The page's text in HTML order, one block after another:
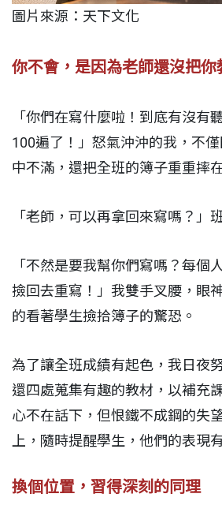
圖片來源：天下文化
你不會，是因為老師還沒把你
「你們在寫什麼啦！到底有沒有
100遍了！」怒氣沖沖的我，不
中不滿，還把全班的簿子重重摔
「老師，可以再拿回來寫嗎？」
「不然是要我幫你們寫嗎？每個
撿回去重寫！」我雙手叉腰，眼
的看著學生撿拾簿子的驚恐。
為了讓全班成績有起色，我日夜
還四處蒐集有趣的教材，以補充
心不在話下，但恨鐵不成鋼的失
上，隨時提醒學生，他們的表現
換個位置，習得深刻的同理